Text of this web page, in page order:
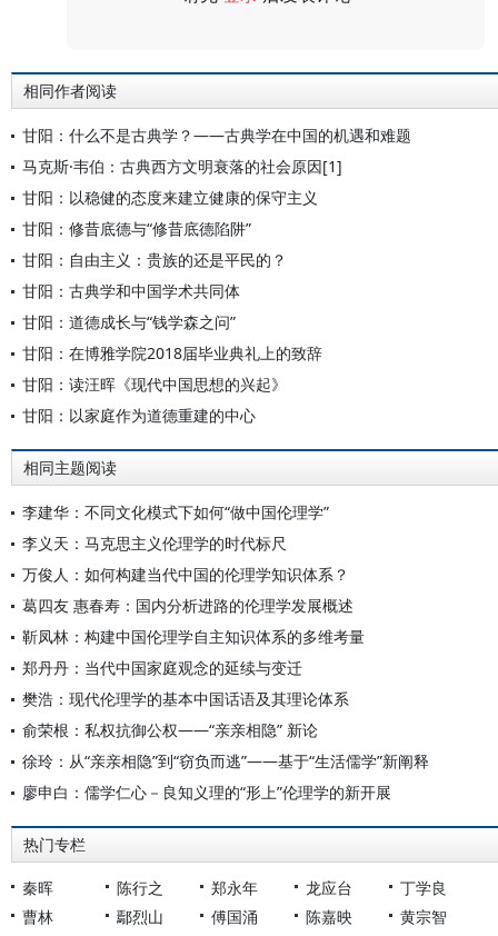
相同作者阅读
甘阳：什么不是古典学？——古典学在中国的机遇和难题
马克斯·韦伯：古典西方文明衰落的社会原因[1]
甘阳：以稳健的态度来建立健康的保守主义
甘阳：修昔底德与“修昔底德陷阱”
甘阳：自由主义：贵族的还是平民的？
甘阳：古典学和中国学术共同体
甘阳：道德成长与“钱学森之问”
甘阳：在博雅学院2018届毕业典礼上的致辞
甘阳：读汪晖《现代中国思想的兴起》
甘阳：以家庭作为道德重建的中心
相同主题阅读
李建华：不同文化模式下如何“做中国伦理学”
李义天：马克思主义伦理学的时代标尺
万俊人：如何构建当代中国的伦理学知识体系？
葛四友 惠春寿：国内分析进路的伦理学发展概述
靳凤林：构建中国伦理学自主知识体系的多维考量
郑丹丹：当代中国家庭观念的延续与变迁
樊浩：现代伦理学的基本中国话语及其理论体系
俞荣根：私权抗御公权——“亲亲相隐” 新论
徐玲：从“亲亲相隐”到“窃负而逃”——基于“生活儒学”新阐释
廖申白：儒学仁心－良知义理的“形上”伦理学的新开展
热门专栏
秦晖 陈行之 郑永年 龙应台
丁学良
曹林
鄢烈山 傅国涌 陈嘉映
黄宗智